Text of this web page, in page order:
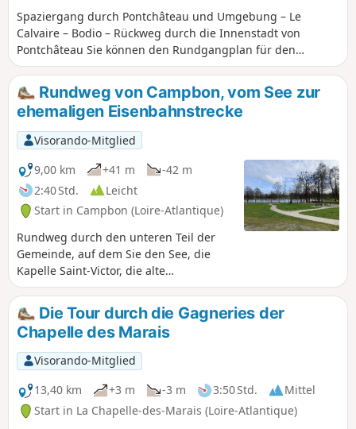
Spaziergang durch Pontchâteau und Umgebung – Le
Calvaire – Bodio – Rückweg durch die Innenstadt von
Pontchâteau Sie können den Rundgangplan für den
Kalvarienberg vor Ihrer Abreise beim Fremdenverkehrsamt
anfordern oder im Internet herunterladen.
Rundweg von Campbon, vom See zur
ehemaligen Eisenbahnstrecke
Visorando-Mitglied
9,00 km
+41 m
-42 m
2:40 Std.
Leicht
Start in Campbon (Loire-Atlantique)
Rundweg durch den unteren Teil der
Gemeinde, auf dem Sie den See, die
Kapelle Saint-Victor, die alte
Eisenbahnstrecke, die Bäche, die das
Grundwasser speisen, den Tour d’Enfer
und das Ortszentrum entdecken
können. Einfach, da ein Großteil der
Strecke über kleine Landstraßen
verläuft.
Die Tour durch die Gagneries der
Chapelle des Marais
Visorando-Mitglied
13,40 km
+3 m -3 m 3:50 Std.
Mittel
Start in La Chapelle-des-Marais (Loire-Atlantique)